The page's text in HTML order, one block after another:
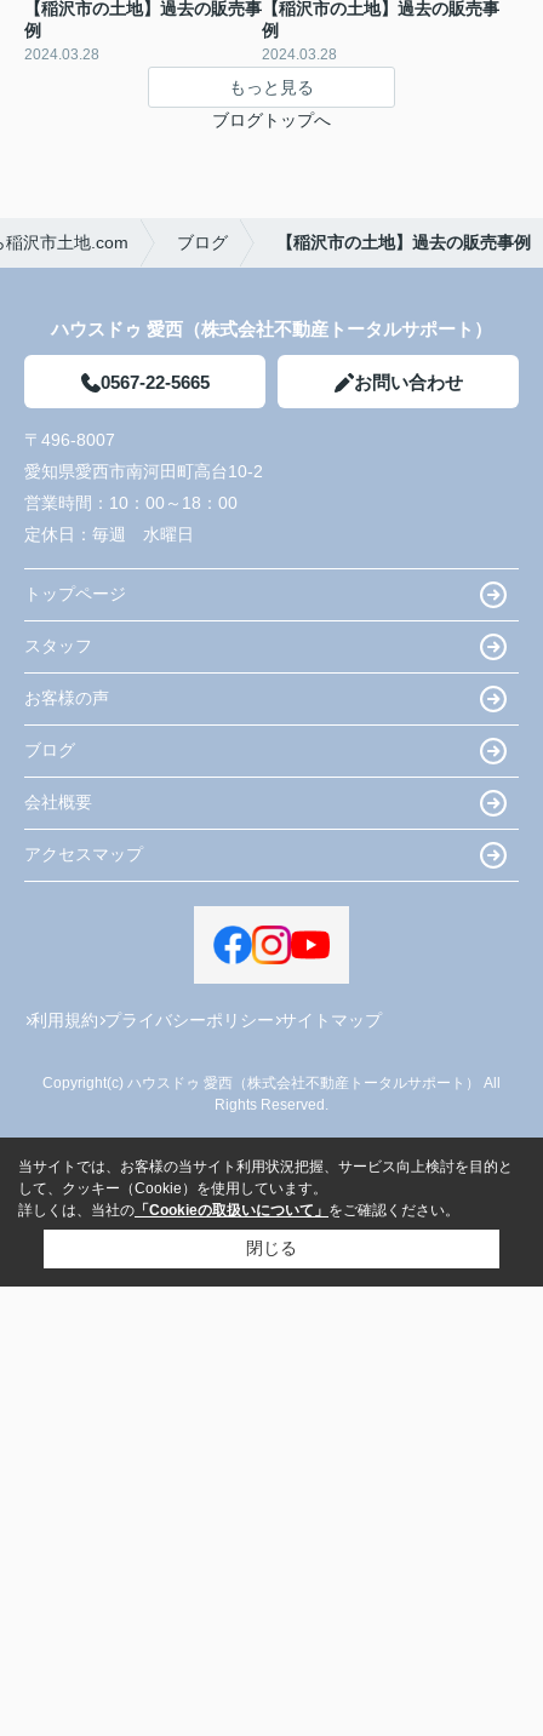
【稲沢市の土地】過去の販売事
例
2024.03.28
【稲沢市の土地】過去の販売事
例
2024.03.28
もっと見る
ブログトップへ
沢市土地.com ブログ 【稲沢市の土地】過去の販売事例
ハウスドゥ 愛西（株式会社不動産トータルサポート）
0567-22-5665 お問い合わせ
〒496-8007
愛知県愛西市南河田町高台10-2
営業時間： 10：00～18：00
定休日： 毎週 水曜日
トップページ
スタッフ
お客様の声
ブログ
会社概要
アクセスマップ
利用規約 プライバシーポリシー サイトマップ
Copyright(c) ハウスドゥ 愛西（株式会社不動産トータルサポート） All
Rights Reserved.
当サイトでは、お客様の当サイト利用状況把握、サービス向上検討を目的と
して、クッキー（Cookie）を使用しています。
詳しくは、当社の 「Cookieの取扱いについて」 をご確認ください。
閉じる